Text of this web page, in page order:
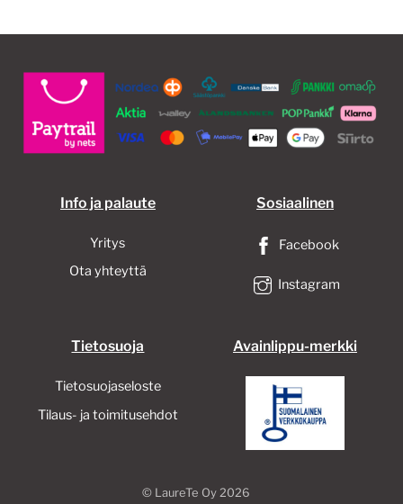
muunnelma.
tehdä
valinnat
tuotteen
muunnelma.
tehdä
valinnat
tuotteen
Info ja palaute
Yritys
Ota yhteyttä
Sosiaalinen
Facebook
Instagram
Tietosuoja
Tietosuojaseloste
Tilaus- ja toimitusehdot
Avainlippu-merkki
© LaureTe Oy2026